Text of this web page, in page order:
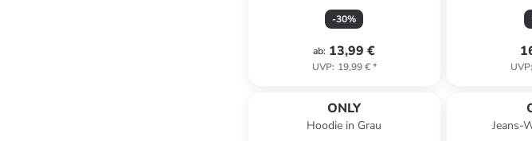
-30%
ab: 13,99 €
UVP: 19,99 €* UVP:
ONLY
Hoodie in Grau Jeans-